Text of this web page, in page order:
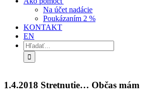
Na účet nadácie
Poukázaním 2 %
KONTAKT
EN
Hľadať:
1.4.2018 Stretnutie… Občas